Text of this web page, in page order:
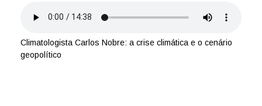
Climatologista Carlos Nobre: a crise climática e o cenário
geopolítico